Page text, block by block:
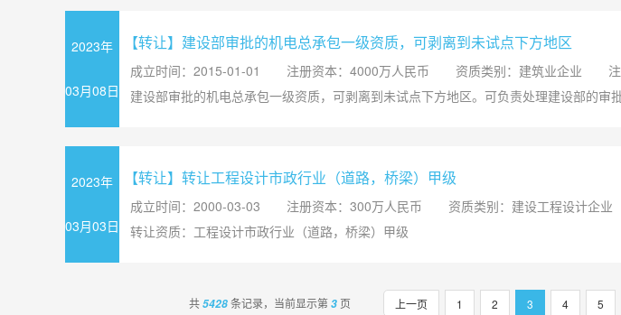
2023年
03月08日
【转让】建设部审批的机电总承包一级资质，可剥离到未试点下方地区
成立时间：2015-01-01 注册资本：4000万人民币 资质类别：建筑业企业
建设部审批的机电总承包一级资质，可剥离到未试点下方地区。可负责处理建设部的审
2023年
03月03日
【转让】转让工程设计市政行业（道路，桥梁）甲级
成立时间：2000-03-03 注册资本：300万人民币 资质类别：建设工程设计企业
转让资质：工程设计市政行业（道路，桥梁）甲级
共5428条记录，当前显示第3 页 上一页 1 2 3 4 5